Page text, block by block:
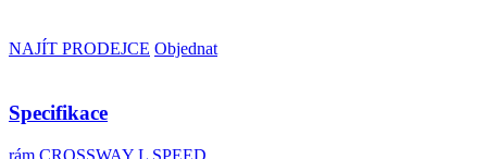
NAJÍT PRODEJCE Objednat
Specifikace